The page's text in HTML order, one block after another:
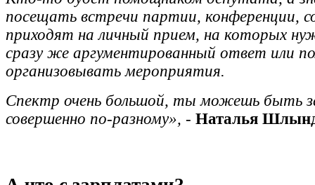
посещать встречи партии, конференции,
приходят на личный прием, на которых
сразу же аргументированный ответ или
организовывать мероприятия.
Спектр очень большой, ты можешь быть
совершенно по-разному», - Наталья